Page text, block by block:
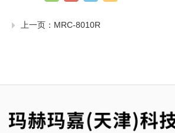
上一页： MRC-8010R